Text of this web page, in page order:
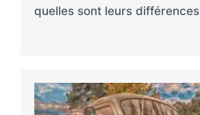
quelles sont leurs différences